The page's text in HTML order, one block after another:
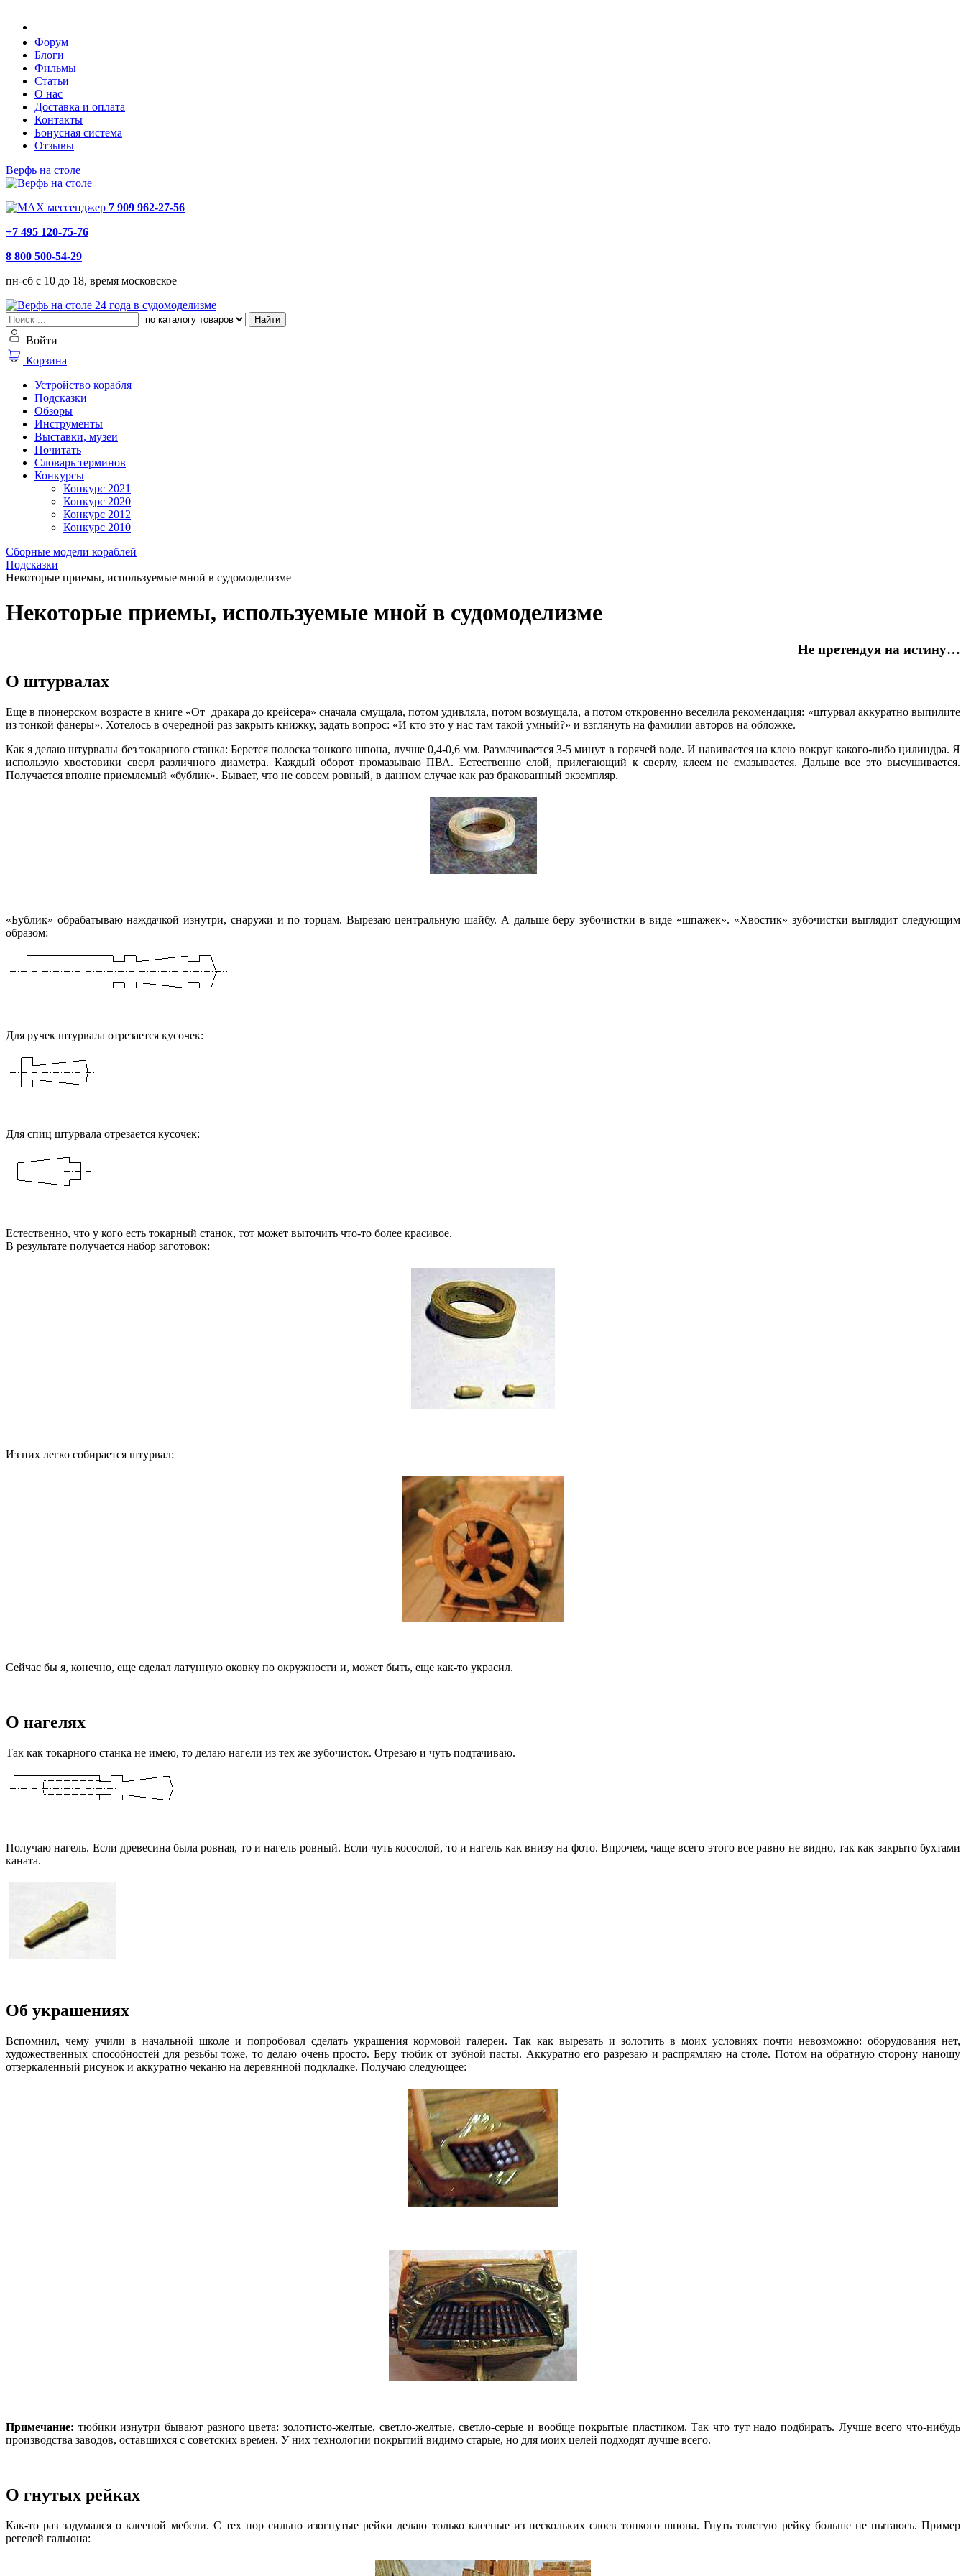
Форум
Блоги
Фильмы
Статьи
О нас
Доставка и оплата
Контакты
Бонусная система
Отзывы
Верфь на столе
7 909 962-27-56
+7 495 120-75-76
8 800 500-54-29
пн-сб с 10 до 18, время московское
24 года в судомоделизме
Найти
Войти
Корзина
Устройство корабля
Подсказки
Обзоры
Инструменты
Выставки, музеи
Почитать
Словарь терминов
Конкурсы
Конкурс 2021
Конкурс 2020
Конкурс 2012
Конкурс 2010
Сборные модели кораблей
Подсказки
Некоторые приемы, используемые мной в судомоделизме
Некоторые приемы, используемые мной в судомоделизме
Не претендуя на истину…
О штурвалах
Еще в пионерском возрасте в книге «От дракара до крейсера» сначала смущала, потом удивляла, потом возмущала, а потом откровенно веселила рекомендация: «штурвал аккуратно выпилите
из тонкой фанеры». Хотелось в очередной раз закрыть книжку, задать вопрос: «И кто это у нас там такой умный?» и взглянуть на фамилии авторов на обложке.
Как я делаю штурвалы без токарного станка: Берется полоска тонкого шпона, лучше 0,4-0,6 мм. Размачивается 3-5 минут в горячей воде. И навивается на клею вокруг какого-либо цилиндра. Я
использую хвостовики сверл различного диаметра. Каждый оборот промазываю ПВА. Естественно слой, прилегающий к сверлу, клеем не смазывается. Дальше все это высушивается.
Получается вполне приемлемый «бублик». Бывает, что не совсем ровный, в данном случае как раз бракованный экземпляр.
«Бублик» обрабатываю наждачкой изнутри, снаружи и по торцам. Вырезаю центральную шайбу. А дальше беру зубочистки в виде «шпажек». «Хвостик» зубочистки выглядит следующим
образом:
Для ручек штурвала отрезается кусочек:
Для спиц штурвала отрезается кусочек:
Естественно, что у кого есть токарный станок, тот может выточить что-то более красивое.
В результате получается набор заготовок:
Из них легко собирается штурвал:
Сейчас бы я, конечно, еще сделал латунную оковку по окружности и, может быть, еще как-то украсил.
О нагелях
Так как токарного станка не имею, то делаю нагели из тех же зубочисток. Отрезаю и чуть подтачиваю.
Получаю нагель. Если древесина была ровная, то и нагель ровный. Если чуть косослой, то и нагель как внизу на фото. Впрочем, чаще всего этого все равно не видно, так как закрыто бухтами
каната.
Об украшениях
Вспомнил, чему учили в начальной школе и попробовал сделать украшения кормовой галереи. Так как вырезать и золотить в моих условиях почти невозможно: оборудования нет,
художественных способностей для резьбы тоже, то делаю очень просто. Беру тюбик от зубной пасты. Аккуратно его разрезаю и распрямляю на столе. Потом на обратную сторону наношу
отзеркаленный рисунок и аккуратно чеканю на деревянной подкладке. Получаю следующее:
Примечание: тюбики изнутри бывают разного цвета: золотисто-желтые, светло-желтые, светло-серые и вообще покрытые пластиком. Так что тут надо подбирать. Лучше всего что-нибудь
производства заводов, оставшихся с советских времен. У них технологии покрытий видимо старые, но для моих целей подходят лучше всего.
О гнутых рейках
Как-то раз задумался о клееной мебели. С тех пор сильно изогнутые рейки делаю только клееные из нескольких слоев тонкого шпона. Гнуть толстую рейку больше не пытаюсь. Пример
регелей гальюна: